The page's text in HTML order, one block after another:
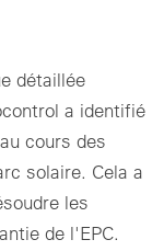
détaillée
a identifié
cours des
solaire. Cela a
les
de l'EPC.